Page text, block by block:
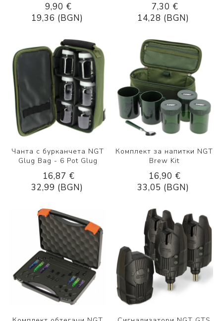
9,90 €
19,36 (BGN)
7,30 €
14,28 (BGN)
Чанта с бурканчета NGT
Glug Bag - 6 Pot Glug
16,87 €
32,99 (BGN)
Комплект за напитки NGT
Brew Kit
16,90 €
33,05 (BGN)